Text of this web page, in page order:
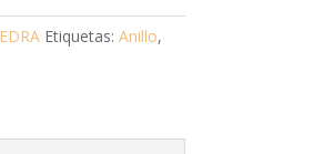
Etiquetas: Anillo,